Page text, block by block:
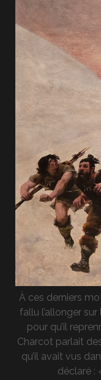
À ces derniers
fallu l’allonger
pour qu’il
Charcot parlait
qu’il avait vus
déclaré :